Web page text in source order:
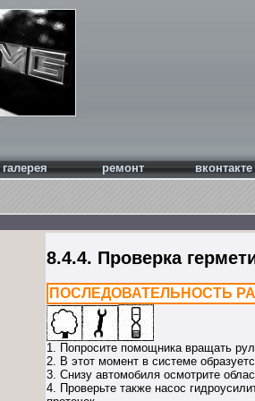
галерея ремонт вконтакте
8.4.4. Проверка
ПОСЛЕДОВАТЕЛЬНОСТЬ
1. Попросите помощника вращать
2. В этот момент в системе
3. Снизу автомобиля осмотрите
4. Проверьте также насос